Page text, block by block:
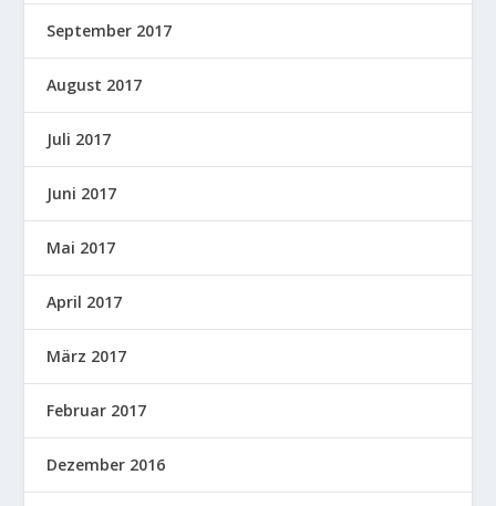
September 2017
August 2017
Juli 2017
Juni 2017
Mai 2017
April 2017
März 2017
Februar 2017
Dezember 2016